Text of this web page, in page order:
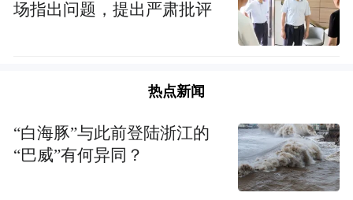
行业前景与政策支持
在社会结构转型与治理体系现代化的背景
场指出问题，提出严肃批评
热点新闻
“白海豚”与此前登陆浙江的
“巴威”有何异同？